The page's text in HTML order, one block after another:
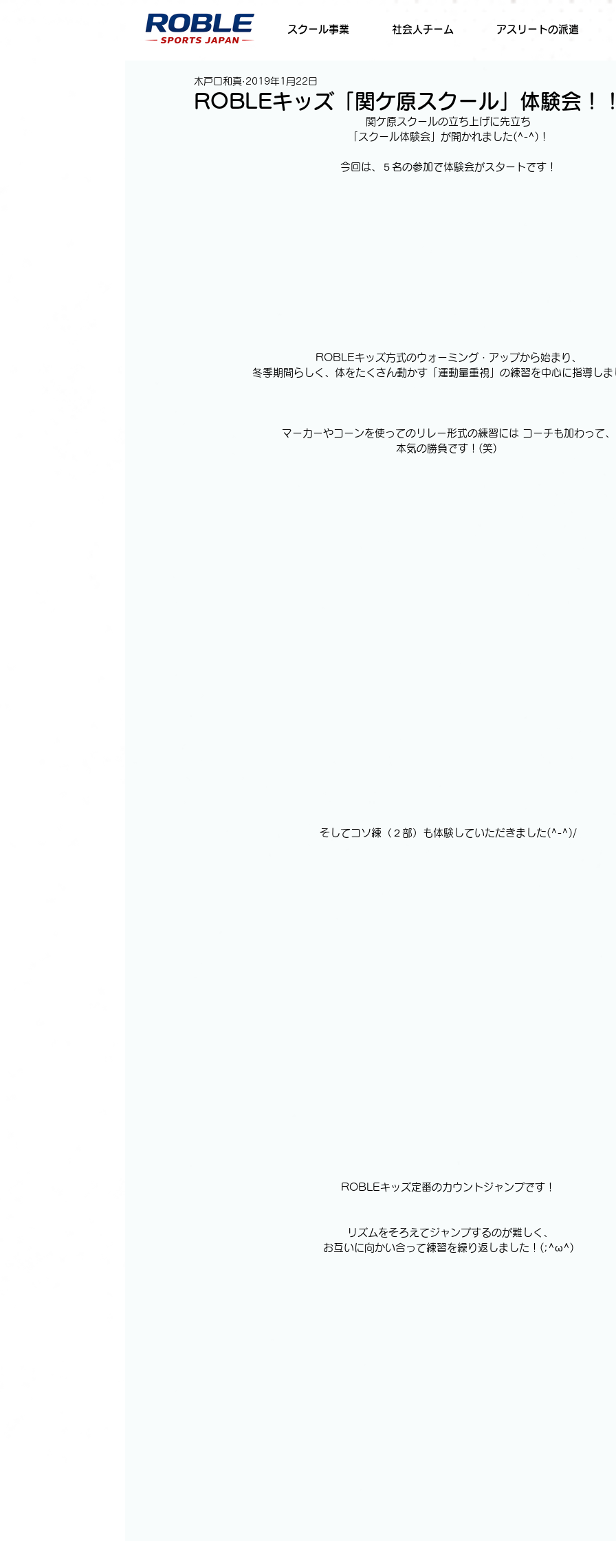
スクール事業 社会人チーム アスリートの派遣
ROBLEキッズ「関ケ原スクール」体験会！
木戸口和真 2019年1月22日
関ケ原スクールの立ち上げに先立ち
「スクール体験会」が開かれました(^-^)！
今回は、５名の参加で体験会がスタートです！
ROBLEキッズ方式のウォーミング・アップから始まり、
冬季期間らしく、体をたくさん動かす「運動量重視」の練習を中心に指導しま
マーカーやコーンを使ってのリレー形式の練習には コーチも加わって、
本気の勝負です！(笑)
そしてコソ練（２部）も体験していただきました(^-^)/
ROBLEキッズ定番のカウントジャンプです！
リズムをそろえてジャンプするのが難しく、
お互いに向かい合って練習を繰り返しました！(;^ω^)